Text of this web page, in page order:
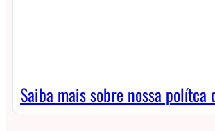
Saiba mais sobre nossa polítca